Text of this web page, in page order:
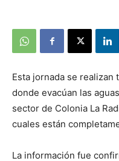
Esta jornada se realizan
donde evacúan las
sector de Colonia La
cuales están
La información fue